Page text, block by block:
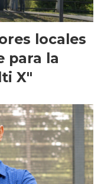
locales
para la
X"